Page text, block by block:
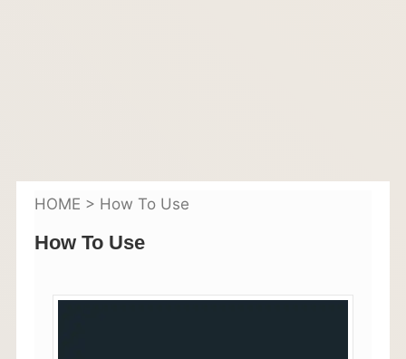
HOME > How To Use
How To Use